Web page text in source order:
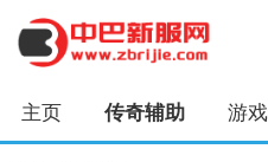
主页 传奇辅助 游